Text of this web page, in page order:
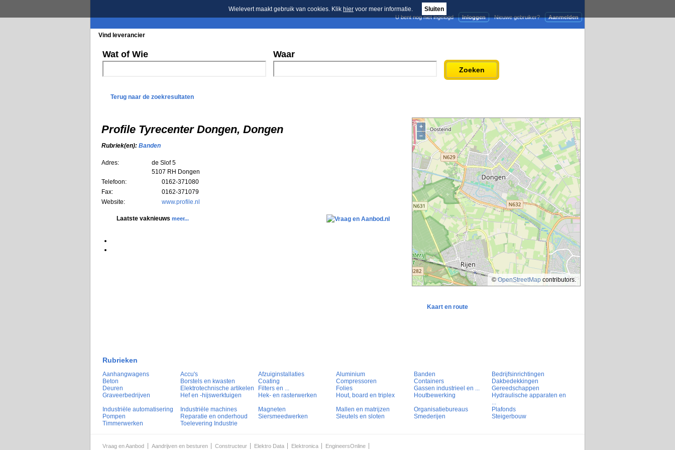
Wielevert maakt gebruik van cookies. Klik hier voor meer informatie. Sluiten
Aanmelden
Nieuwe gebruiker?
Inloggen
U bent nog niet ingelogd
Vind leverancier
Wat of Wie Waar
Zoeken
Terug naar de zoekresultaten
Profile Tyrecenter Dongen, Dongen
Rubriek(en): Banden
Adres:
de Slof 5
5107 RH Dongen
Telefoon:
0162-371080
Fax:
0162-371079
Website:
www.profile.nl
Laatste vaknieuws meer...
+
–
©OpenStreetMap contributors.
Kaart en route
Rubrieken
Aanhangwagens Accu's Afzuiginstallaties Aluminium Banden
Bedrijfsinrichtingen
Beton
Borstels en kwasten Coating Compressoren Containers
Dakbedekkingen
Deuren
Elektrotechnische artikelen Filters en ... Folies Gassen industrieel en ...
Gereedschappen
Graveerbedrijven
Hef en -hijswerktuigen Hek- en rasterwerken Hout, board en triplex Houtbewerking
Hydraulische apparaten en
...
Industriële automatisering
Industriële machines Magneten Mallen en matrijzen Organisatiebureaus
Plafonds
Pompen
Reparatie en onderhoud Siersmeedwerken Sleutels en sloten Smederijen
Steigerbouw
Timmerwerken
Toelevering Industrie
Vraag en Aanbod Aandrijven en besturen Constructeur Elektro Data Elektronica EngineersOnline